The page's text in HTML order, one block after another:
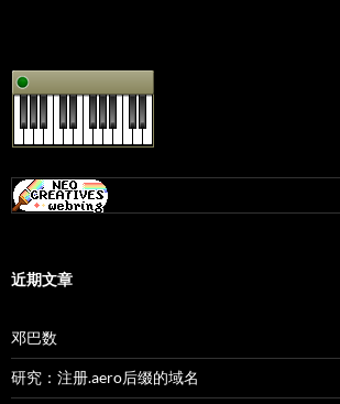
近期文章
邓巴数
研究：注册.aero后缀的域名